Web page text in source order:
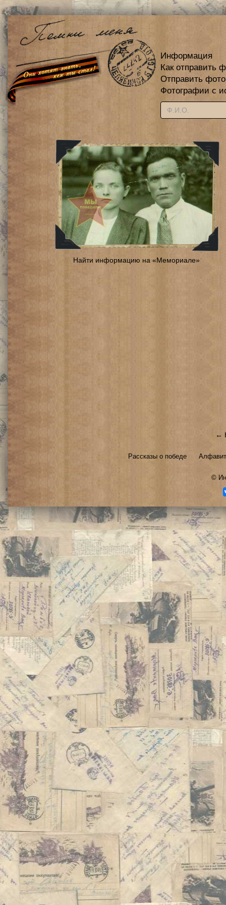
Информация
Как отправить
Отправить
Фотографии с
Найти информацию на «Мемориале»
←
Рассказы о победе
©